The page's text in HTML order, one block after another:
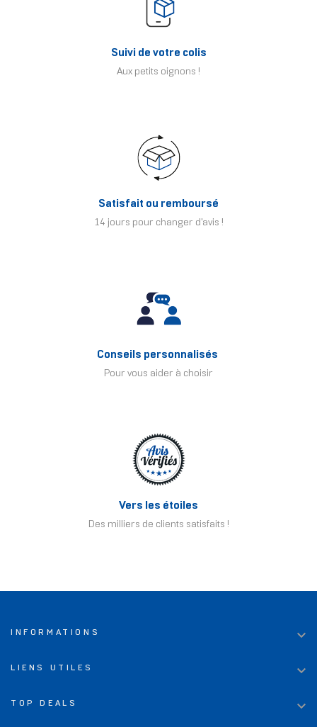
Suivi de votre colis
Aux petits oignons !
Satisfait ou remboursé
14 jours pour changer d'avis !
Conseils personnalisés
Pour vous aider à choisir
Vers les étoiles
Des milliers de clients satisfaits !
INFORMATIONS 
LIENS UTILES 
TOP DEALS 